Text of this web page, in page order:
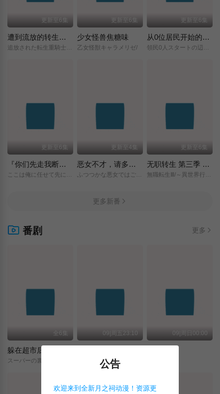
更新至6集
遭到流放的转生重骑士凭借游戏知识大开无双
追放された転生重騎士はゲーム知識で無双する/
更新至6集
少女怪兽焦糖味
乙女怪獣キャラメリゼ/
更新至6集
从0位居民开始的边境领主大人
領民0人スタートの辺境領主様/
更新至6集
『你们先走我断后』，于是10年后我成为了传说
ここは俺に任せて先に行けと言ってから10年がたったら伝説になっていた。/
更新至4集
恶女不才，请多关照 ～雏宫蝶鼠换身传～
ふつつかな悪女ではございますが/～雛宮蝶鼠とりかえ伝～/
更新至6集
无职转生 第三季 ～到了异世界就拿出真本事～
無職転生Ⅲ/～異世界行ったら本気だす～/
更多新番
番剧 更多
全6集 09|周五23:10 09|周日00:00
公告
欢迎来到全新月之祠动漫！资源更